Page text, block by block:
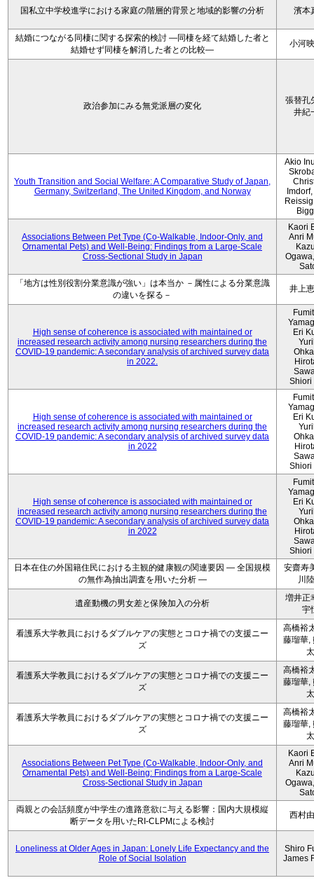
国私立中学校進学における家庭の階層的背景と地域的影響の分析 濱本
結婚につながる同棲に関する探索的検討 ―同棲を経て結婚した者と
結婚せず同棲を解消した者との比較―
小河
政治参加にみる無党派層の変化
張替孔
井紀
Youth Transition and Social Welfare: A Comparative Study of Japan,
Germany, Switzerland, The United Kingdom, and Norway
Akio
Associations Between Pet Type (Co-Walkable, Indoor-Only, and
Ornamental Pets) and Well-Being: Findings from a Large-Scale
Cross-Sectional Study in Japan
Kaori
Anri
「地方は性別役割分業意識が強い」は本当か －属性による分業意識
の違いを探る－
井上
High sense of coherence is associated with maintained or
increased research activity among nursing researchers during the
COVID-19 pandemic: A secondary analysis of archived survey data
in 2022.
Eri
Shiori
High sense of coherence is associated with maintained or
increased research activity among nursing researchers during the
COVID-19 pandemic: A secondary analysis of archived survey data
in 2022
Eri
Shiori
High sense of coherence is associated with maintained or
increased research activity among nursing researchers during the
COVID-19 pandemic: A secondary analysis of archived survey data
in 2022
Eri
Shiori
日本在住の外国籍住民における主観的健康観の関連要因 ― 全国規模
の無作為抽出調査を用いた分析 ―
安齋寿
川
遺産動機の男女差と保険加入の分析
増井正
宇
看護系大学教員におけるダブルケアの実態とコロナ禍での支援ニー
ズ
高橋裕
藤瑠華,
太
看護系大学教員におけるダブルケアの実態とコロナ禍での支援ニー
ズ
高橋裕
藤瑠華,
太
看護系大学教員におけるダブルケアの実態とコロナ禍での支援ニー
ズ
高橋裕
藤瑠華,
太
Associations Between Pet Type (Co-Walkable, Indoor-Only, and
Ornamental Pets) and Well-Being: Findings from a Large-Scale
Cross-Sectional Study in Japan
Kaori
Anri
両親との会話頻度が中学生の進路意欲に与える影響：国内大規模縦
断データを用いたRI-CLPMによる検討
西村
Loneliness at Older Ages in Japan: Lonely Life Expectancy and the
Role of Social Isolation
Shiro
James